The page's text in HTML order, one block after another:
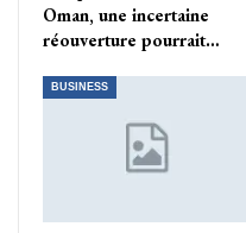
Oman, une incertaine
réouverture pourrait…
BUSINESS